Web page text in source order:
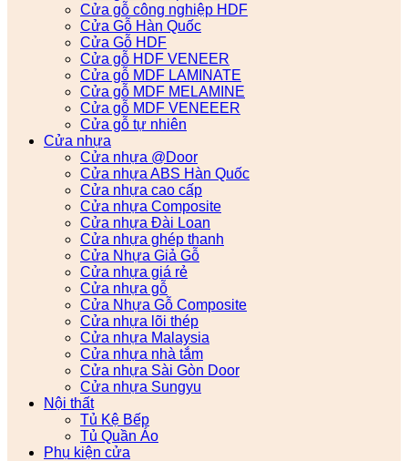
Cửa gỗ công nghiệp HDF
Cửa Gỗ Hàn Quốc
Cửa Gỗ HDF
Cửa gỗ HDF VENEER
Cửa gỗ MDF LAMINATE
Cửa gỗ MDF MELAMINE
Cửa gỗ MDF VENEEER
Cửa gỗ tự nhiên
Cửa nhựa
Cửa nhựa @Door
Cửa nhựa ABS Hàn Quốc
Cửa nhựa cao cấp
Cửa nhựa Composite
Cửa nhựa Đài Loan
Cửa nhựa ghép thanh
Cửa Nhựa Giả Gỗ
Cửa nhựa giá rẻ
Cửa nhựa gỗ
Cửa Nhựa Gỗ Composite
Cửa nhựa lõi thép
Cửa nhựa Malaysia
Cửa nhựa nhà tắm
Cửa nhựa Sài Gòn Door
Cửa nhựa Sungyu
Nội thất
Tủ Kệ Bếp
Tủ Quần Áo
Phụ kiện cửa